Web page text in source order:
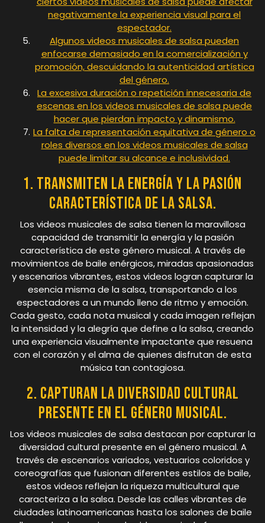
negativamente la experiencia visual para el
espectador.
Algunos videos musicales de salsa pueden
enfocarse demasiado en la comercialización y
promoción, descuidando la autenticidad artística
del género.
La excesiva duración o repetición innecesaria de
escenas en los videos musicales de salsa puede
hacer que pierdan impacto y dinamismo.
La falta de representación equitativa de género o
roles diversos en los videos musicales de salsa
puede limitar su alcance e inclusividad.
1. Transmiten la energía y la pasión
característica de la salsa.
Los videos musicales de salsa tienen la maravillosa
capacidad de transmitir la energía y la pasión
característica de este género musical. A través de
movimientos de baile enérgicos, miradas apasionadas
y escenarios vibrantes, estos videos logran capturar la
esencia misma de la salsa, transportando a los
espectadores a un mundo lleno de ritmo y emoción.
Cada gesto, cada nota musical y cada imagen reflejan
la intensidad y la alegría que define a la salsa, creando
una experiencia visualmente impactante que resuena
con el corazón y el alma de quienes disfrutan de esta
música tan contagiosa.
2. Capturan la diversidad cultural
presente en el género musical.
Los videos musicales de salsa destacan por capturar la
diversidad cultural presente en el género musical. A
través de escenarios variados, vestuarios coloridos y
coreografías que fusionan diferentes estilos de baile,
estos videos reflejan la riqueza multicultural que
caracteriza a la salsa. Desde las calles vibrantes de
ciudades latinoamericanas hasta los salones de baile